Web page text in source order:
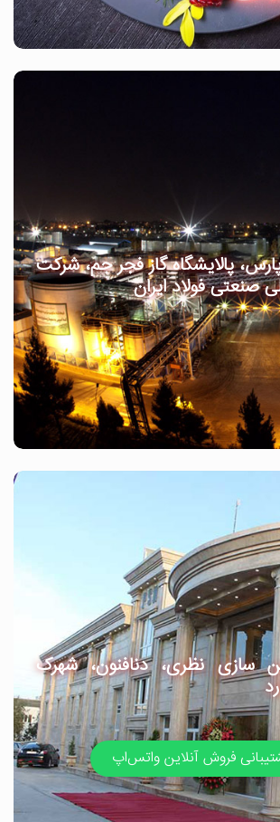
پالایشگاه گاز فجر جم، شرکت
صنعتی فولاد ایران
سازی نظری، دنافنون، شهرک
فروش آنلاین واتس‌اپ